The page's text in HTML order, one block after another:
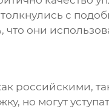
с
что они
российскими,
но могут